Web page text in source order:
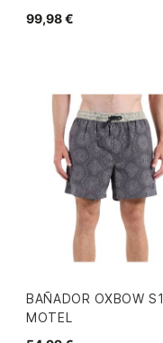
99,98 €
BAÑADOR OXBOW S1
MOTEL